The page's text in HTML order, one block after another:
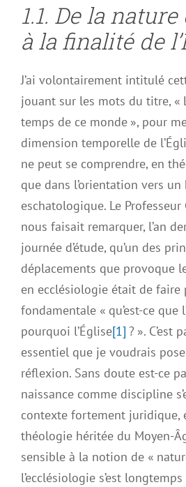
1.1. De la nature
à la finalité de
J’ai volontairement intitulé
jouant sur les mots du titre, «
temps de ce monde », pour
dimension temporelle de
ne peut se comprendre, en
que dans l’orientation vers un
eschatologique. Le
nous faisait remarquer, l’an
journée d’étude, qu’un des
déplacements que provoque
en ecclésiologie était de faire
fondamentale « qu’est-ce que
pourquoi l’Église[1] ? ». C’est
essentiel que je voudrais
réflexion. Sans doute est-ce
naissance comme discipline
contexte fortement juridique,
théologie héritée du Moyen-
sensible à la notion de «
l’ecclésiologie s’est